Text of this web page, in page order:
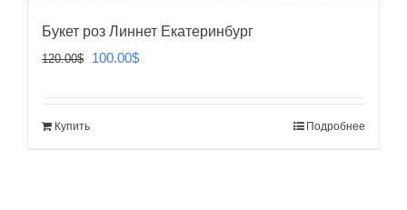
Букет роз Линнет Екатеринбург
120.00$
Первоначальная
100.00$Текущая
Купить Подробнее